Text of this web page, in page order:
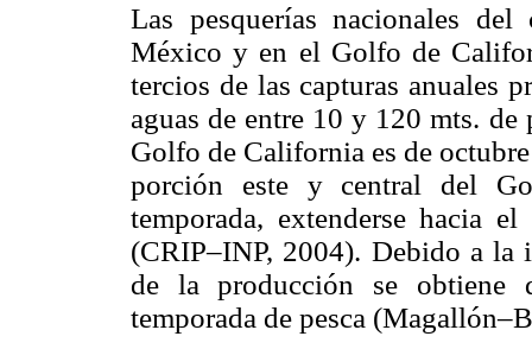
Las pesquerías nacionales
México y en el Golfo de
tercios de las capturas anuales
aguas de entre 10 y 120 mts.
Golfo de California es de
porción este y central del
temporada, extenderse hacia
(CRIP–INP, 2004). Debido a la
de la producción se obtiene
temporada de pesca